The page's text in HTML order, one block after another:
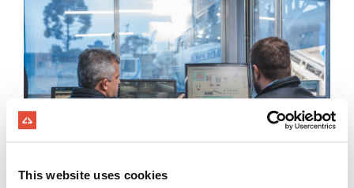
This website uses cookies